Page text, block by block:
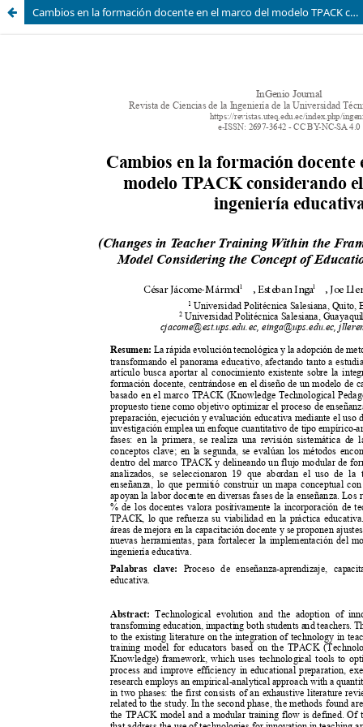
Cambios en la formación docente en el marco del modelo TPACK considerando el concepto de ingeniería educativa